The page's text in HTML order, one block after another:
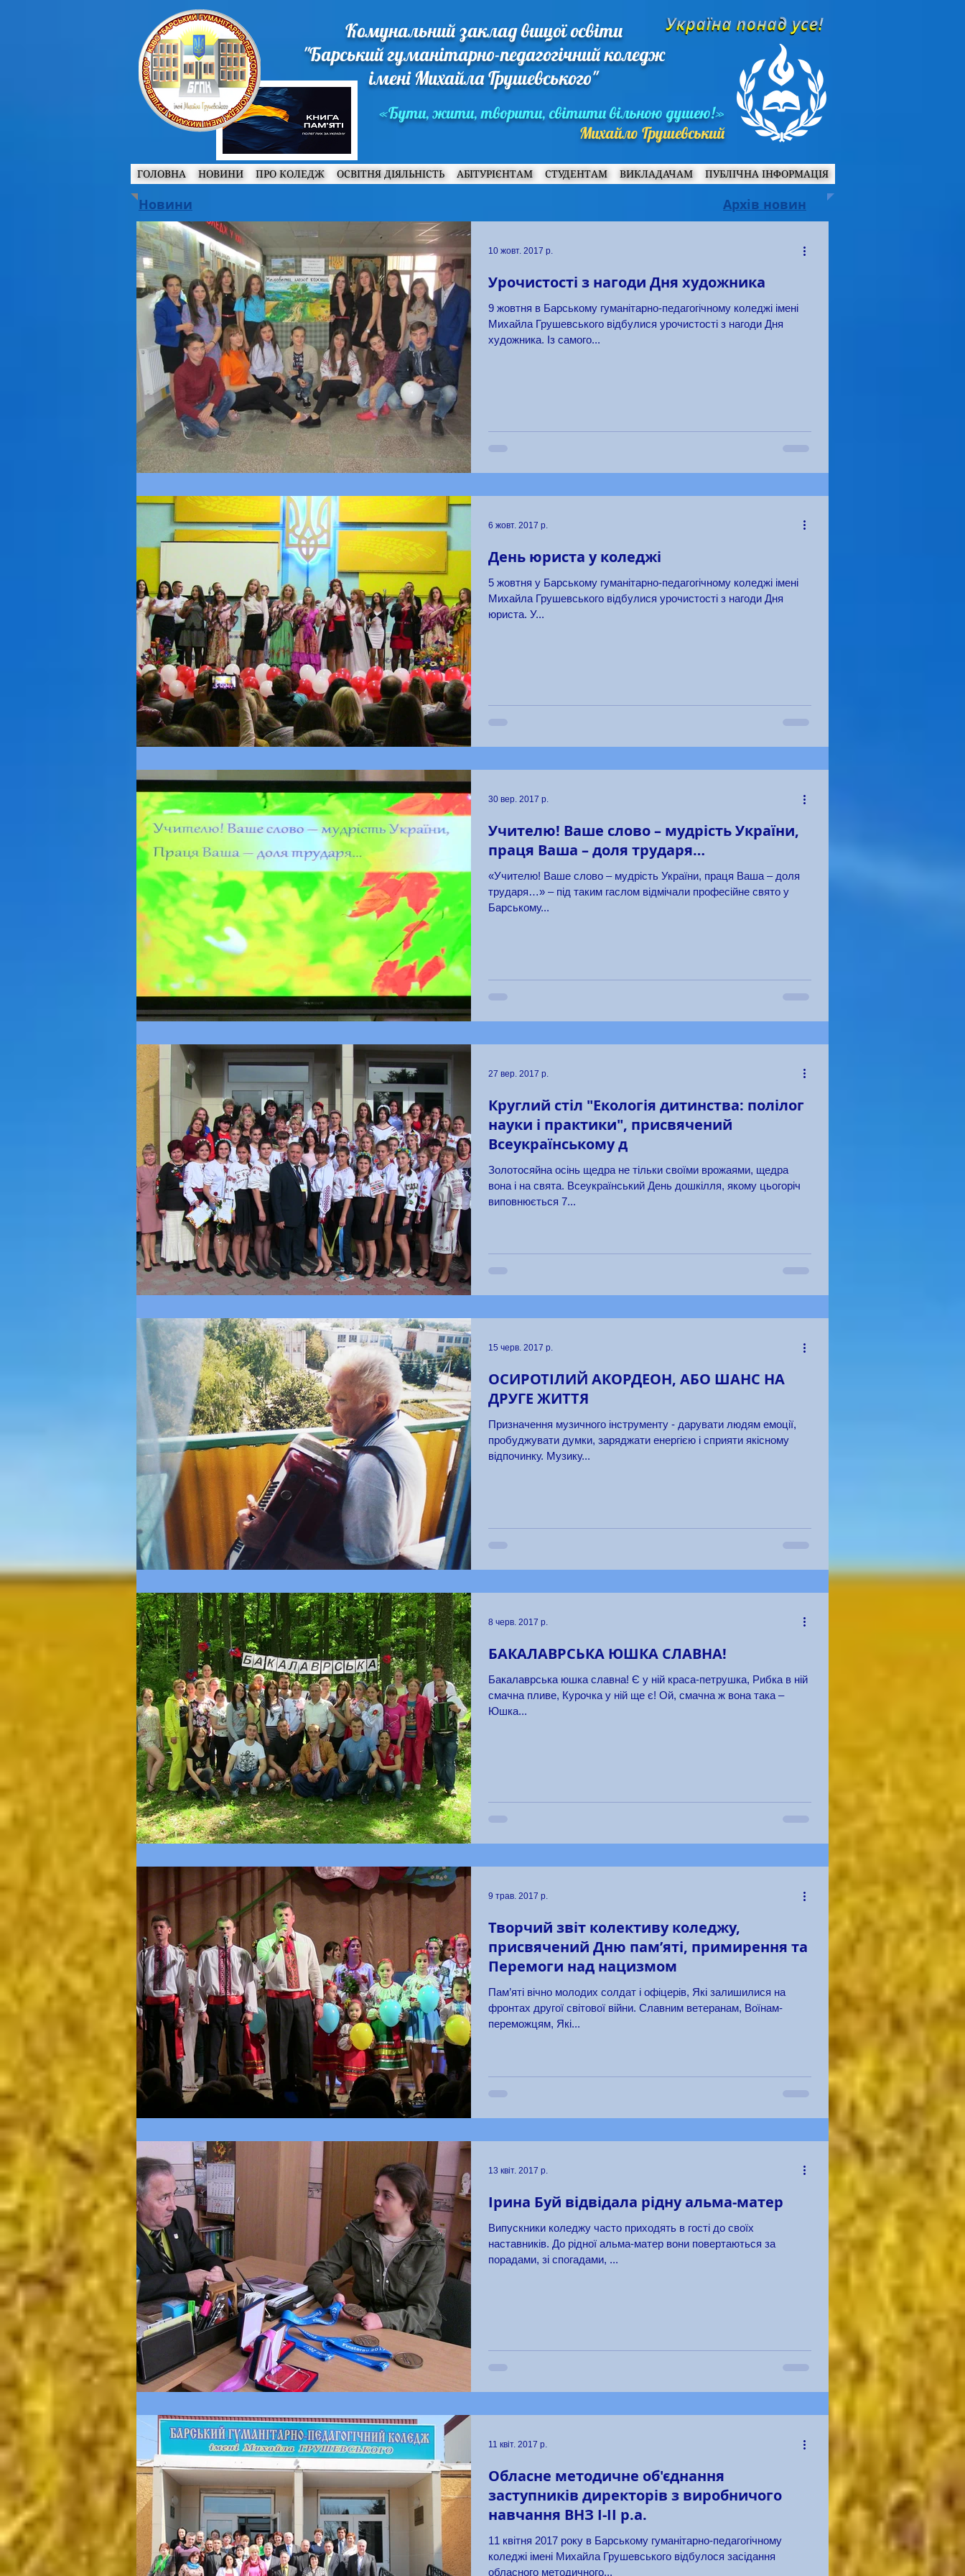
Комунальний заклад вищої освіти
"Барський гуманітарно-педагогічний коледж
імені Михайла Грушевського"
«Бути, жити, творити, світити вільною душею!»
Михайло Грушевський
ГОЛОВНА НОВИНИ ПРО КОЛЕДЖ ОСВІТНЯ ДІЯЛЬНІСТЬ АБІТУРІЄНТАМ СТУДЕНТАМ ВИКЛАДАЧАМ ПУБЛІЧНА ІНФОРМАЦІЯ
Новини Архів новин
Урочистості з нагоди Дня художника
9 жовтня в Барському гуманітарно-педагогічному коледжі імені
Михайла Грушевського відбулися урочистості з нагоди Дня
художника. Із самого...
10 жовт. 2017 р.
День юриста у коледжі
5 жовтня у Барському гуманітарно-педагогічному коледжі імені
Михайла Грушевського відбулися урочистості з нагоди Дня
юриста. У...
6 жовт. 2017 р.
Учителю! Ваше слово – мудрість України,
праця Ваша – доля трударя…
«Учителю! Ваше слово – мудрість України, праця Ваша – доля
трударя…» – під таким гаслом відмічали професійне свято у
Барському...
30 вер. 2017 р.
Круглий стіл "Екологія дитинства: полілог
науки і практики", присвячений
Всеукраїнському д
Золотосяйна осінь щедра не тільки своїми врожаями, щедра
вона і на свята. Всеукраїнський День дошкілля, якому цьогоріч
виповнюється 7...
27 вер. 2017 р.
ОСИРОТІЛИЙ АКОРДЕОН, АБО ШАНС НА
ДРУГЕ ЖИТТЯ
Призначення музичного інструменту - дарувати людям емоції,
пробуджувати думки, заряджати енергією і сприяти якісному
відпочинку. Музику...
15 черв. 2017 р.
БАКАЛАВРСЬКА ЮШКА СЛАВНА!
Бакалаврська юшка славна! Є у ній краса-петрушка, Рибка в ній
смачна пливе, Курочка у ній ще є! Ой, смачна ж вона така –
Юшка...
8 черв. 2017 р.
Творчий звіт колективу коледжу,
присвячений Дню пам’яті, примирення та
Перемоги над нацизмом
Пам’яті вічно молодих солдат і офіцерів, Які залишилися на
фронтах другої світової війни. Славним ветеранам, Воїнам-
переможцям, Які...
9 трав. 2017 р.
Ірина Буй відвідала рідну альма-матер
Випускники коледжу часто приходять в гості до своїх
наставників. До рідної альма-матер вони повертаються за
порадами, зі спогадами, ...
13 квіт. 2017 р.
Обласне методичне об'єднання
заступників директорів з виробничого
навчання ВНЗ І-ІІ р.а.
11 квітня 2017 року в Барському гуманітарно-педагогічному
коледжі імені Михайла Грушевського відбулося засідання
обласного методичного...
11 квіт. 2017 р.